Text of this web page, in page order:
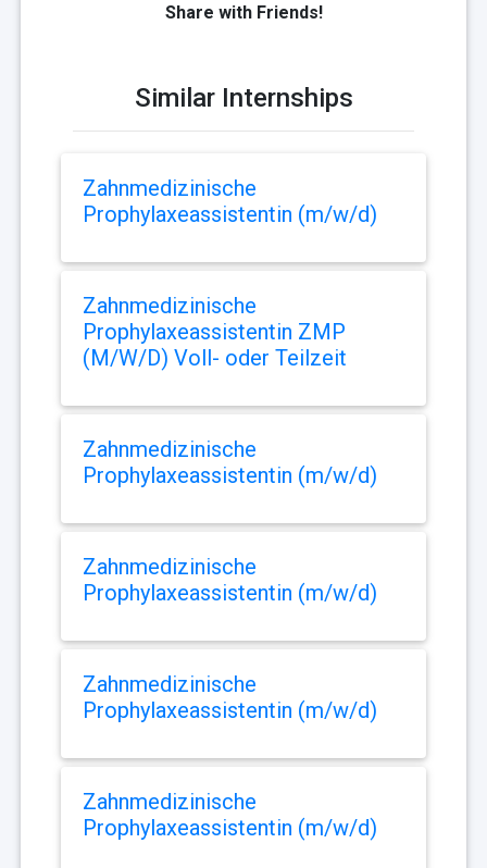
Share with Friends!
Similar Internships
Zahnmedizinische
Prophylaxeassistentin (m/w/d)
Zahnmedizinische
Prophylaxeassistentin ZMP
(M/W/D) Voll- oder Teilzeit
Zahnmedizinische
Prophylaxeassistentin (m/w/d)
Zahnmedizinische
Prophylaxeassistentin (m/w/d)
Zahnmedizinische
Prophylaxeassistentin (m/w/d)
Zahnmedizinische
Prophylaxeassistentin (m/w/d)